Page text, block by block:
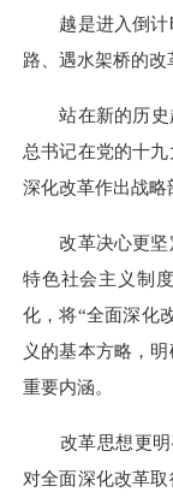
越是进入倒计
路、遇水架桥的改
站在新的历史
总书记在党的十
深化改革作出战略
改革决心更坚定
特色社会主义制
化，将“全面深化
义的基本方略，
重要内涵。
改革思想更明
对全面深化改革